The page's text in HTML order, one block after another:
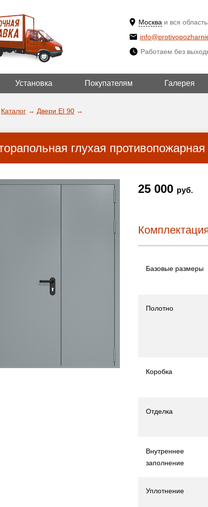
Москва и вся
ДА!
ВЫБРАТЬ
Работаем без
Установка Покупателям Галерея
Каталог → Двери EI 90 →
глухая
25 000 руб.
Базовые размеры
Полотно
Коробка
Отделка
Внутреннее
заполнение
Уплотнение